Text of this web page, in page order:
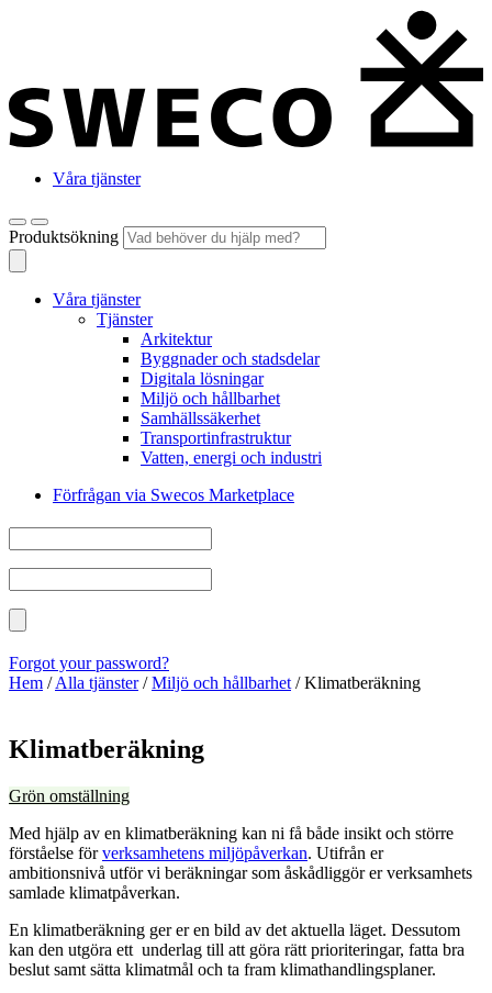
Våra tjänster
Produktsökning
Våra tjänster
Tjänster
Arkitektur
Byggnader och stadsdelar
Digitala lösningar
Miljö och hållbarhet
Samhällssäkerhet
Transportinfrastruktur
Vatten, energi och industri
Förfrågan via Swecos Marketplace
Forgot your password?
Hem /Alla tjänster/Miljö och hållbarhet /Klimatberäkning
Klimatberäkning
Grön omställning
Med hjälp av en klimatberäkning kan ni få både insikt och större
förståelse förverksamhetens miljöpåverkan. Utifrån er
ambitionsnivå utför vi beräkningar som åskådliggör er verksamhets
samlade klimatpåverkan.
En klimatberäkning ger er en bild av det aktuella läget. Dessutom
kan den utgöra ett underlag till att göra rätt prioriteringar, fatta bra
beslut samt sätta klimatmål och ta fram klimathandlingsplaner.